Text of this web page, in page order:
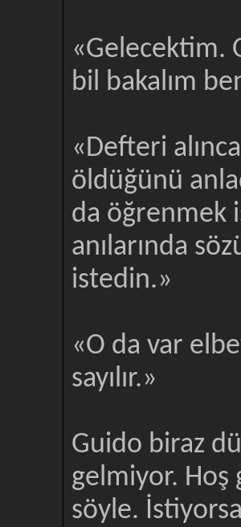
«Gelecektim.
bil bakalım
«Defteri
öldüğünü
da öğrenmek
anılarında
istedin.»
«O da var
sayılır.»
Guido biraz
gelmiyor. Hoş
söyle.